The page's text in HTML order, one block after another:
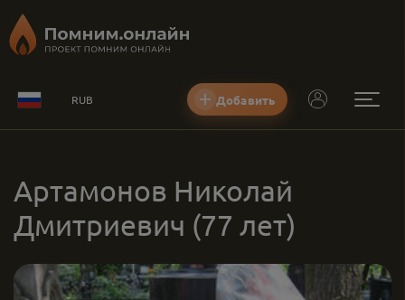
RUB Добавить
Артамонов Николай
Дмитриевич (77 лет)